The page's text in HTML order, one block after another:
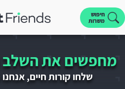
חיפוש
משרות
מחפשים את השלב
שלחו קורות חיים,